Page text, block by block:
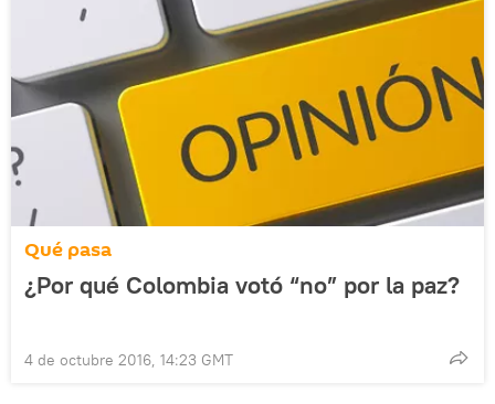
Qué pasa
¿Por qué Colombia votó “no” por la paz?
4 de octubre 2016, 14:23 GMT